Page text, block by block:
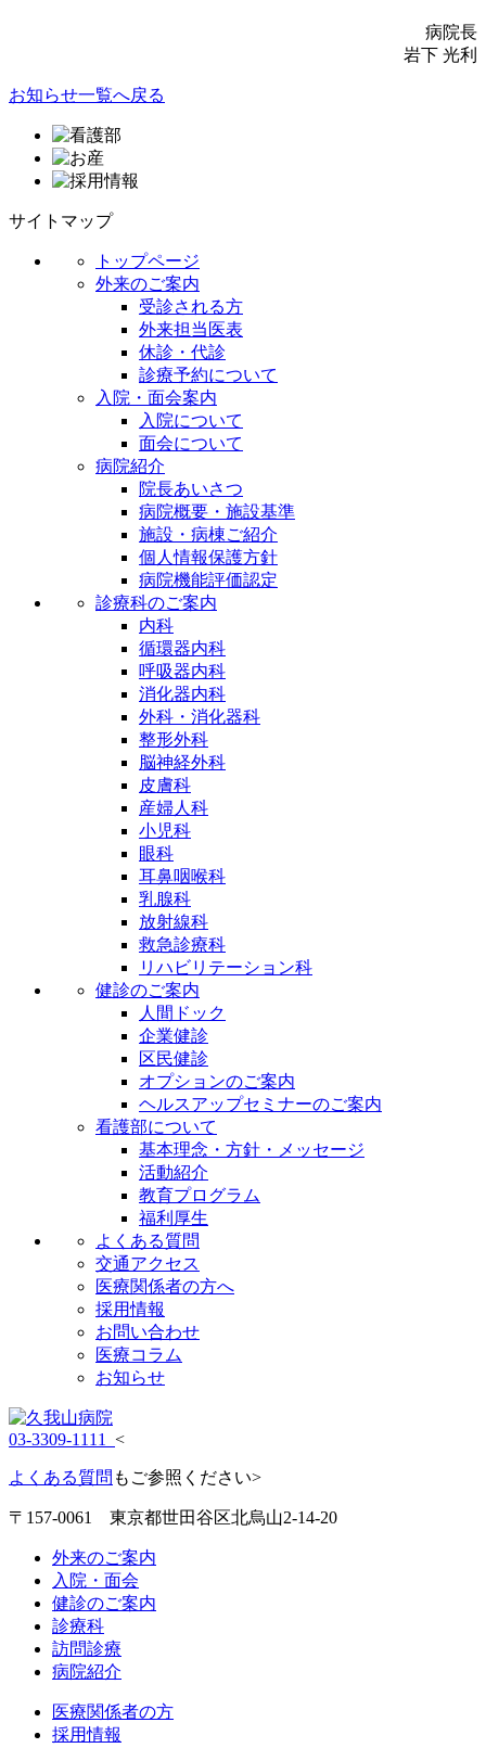
病院長
岩下 光利
お知らせ一覧へ戻る
サイトマップ
トップページ
外来のご案内
受診される方
外来担当医表
休診・代診
診療予約について
入院・面会案内
入院について
面会について
病院紹介
院長あいさつ
病院概要・施設基準
施設・病棟ご紹介
個人情報保護方針
病院機能評価認定
診療科のご案内
内科
循環器内科
呼吸器内科
消化器内科
外科・消化器科
整形外科
脳神経外科
皮膚科
産婦人科
小児科
眼科
耳鼻咽喉科
乳腺科
放射線科
救急診療科
リハビリテーション科
健診のご案内
人間ドック
企業健診
区民健診
オプションのご案内
ヘルスアップセミナーのご案内
看護部について
基本理念・方針・メッセージ
活動紹介
教育プログラム
福利厚生
よくある質問
交通アクセス
医療関係者の方へ
採用情報
お問い合わせ
医療コラム
お知らせ
03-3309-1111 <
よくある質問 もご参照ください>
〒157-0061 東京都世田谷区北烏山2-14-20
外来のご案内
入院・面会
健診のご案内
診療科
訪問診療
病院紹介
医療関係者の方
採用情報